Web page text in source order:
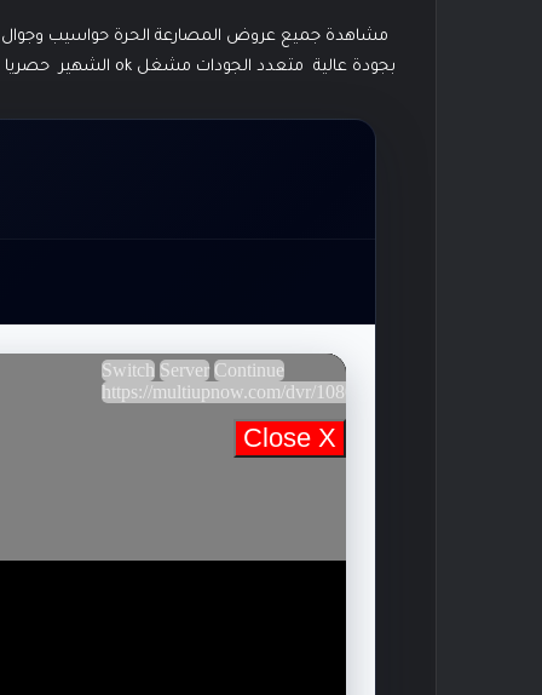
بجودة عالية متعدد الجودات مشغل ok الشهير حصريا بث مباشر جوال 2 بدون تقطيع قوي مع الجوالات ويعمل منذ الان يمكنك مشاهدة جميع العروض واخبار المصارعة حصريا هنا “.